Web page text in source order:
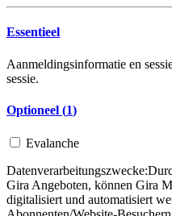
Essentieel
Aanmeldingsinformatie en
sessie.
Optioneel (1)
Evalanche
Datenverarbeitungszwecke:
Gira Angeboten, können Gira
digitalisiert und automatisiert